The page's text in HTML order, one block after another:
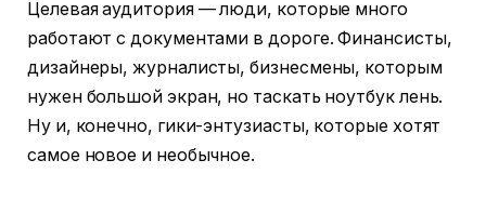
Целевая аудитория — люди, которые много
работают с документами в дороге. Финансисты,
дизайнеры, журналисты, бизнесмены, которым
нужен большой экран, но таскать ноутбук лень.
Ну и, конечно, гики-энтузиасты, которые хотят
самое новое и необычное.